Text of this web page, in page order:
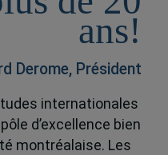
ans!
Derome, Président
internationales
d’excellence bien
montréalaise. Les